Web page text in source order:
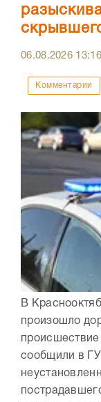
06.08.2026 13:16
Комментарии
В
произошло
сообщили в